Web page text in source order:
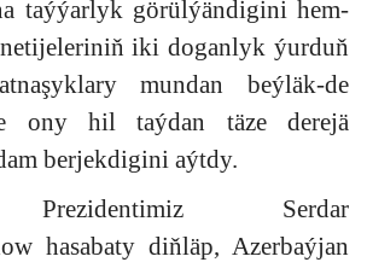
taýýarlyk görülýändigini hem-
iki doganlyk ýurduň
mundan beýläk-de
ony hil taýdan täze derejä
berjekdigini aýtdy.
Serdar
hasabaty diňläp, Azerbaýjan